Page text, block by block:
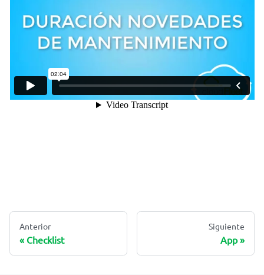
Anterior
Checklist
Siguiente
App